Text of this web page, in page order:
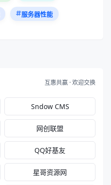
服务器性能
互惠共赢 · 欢迎交换
Sndow CMS
网创联盟
QQ好基友
星哥资源网